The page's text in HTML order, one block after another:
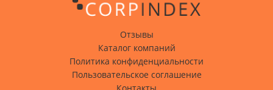
Отзывы
Каталог компаний
Политика конфиденциальности
Пользовательское соглашение